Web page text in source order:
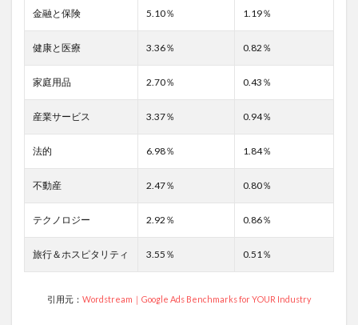
べき理
由
3.4
３.ク
リッ
3.4.1
確認す
3.5
４.イ
ンプ
数/リ
ーチ
金融と保険 5.10％ 1.19％
健康と医療 3.36％ 0.82％
家庭用品 2.70％ 0.43％
産業サービス 3.37％ 0.94％
法的 6.98％ 1.84％
不動産 2.47％ 0.80％
テクノロジー 2.92％ 0.86％
旅行＆ホスピタリティ 3.55％ 0.51％
引用元： Wordstream｜Google Ads Benchmarks for YOUR Industry